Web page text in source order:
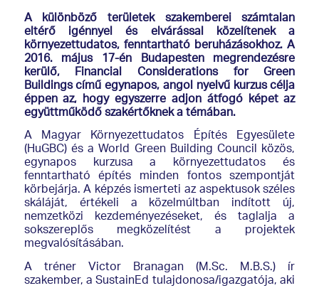
A különböző területek szakemberei számtalan
eltérő igénnyel és elvárással közelítenek a
környezettudatos, fenntartható beruházásokhoz. A
2016. május 17-én Budapesten megrendezésre
kerülő, Financial Considerations for Green
Buildings című egynapos, angol nyelvű kurzus célja
éppen az, hogy egyszerre adjon átfogó képet az
együttműködő szakértőknek a témában.
A Magyar Környezettudatos Építés Egyesülete
(HuGBC) és a World Green Building Council közös,
egynapos kurzusa a környezettudatos és
fenntartható építés minden fontos szempontját
körbejárja. A képzés ismerteti az aspektusok széles
skáláját, értékeli a közelmúltban indított új,
nemzetközi kezdeményezéseket, és taglalja a
sokszereplős megközelítést a projektek
megvalósításában.
A tréner Victor Branagan (M.Sc. M.B.S.) ír
szakember, a SustainEd tulajdonosa/igazgatója, aki